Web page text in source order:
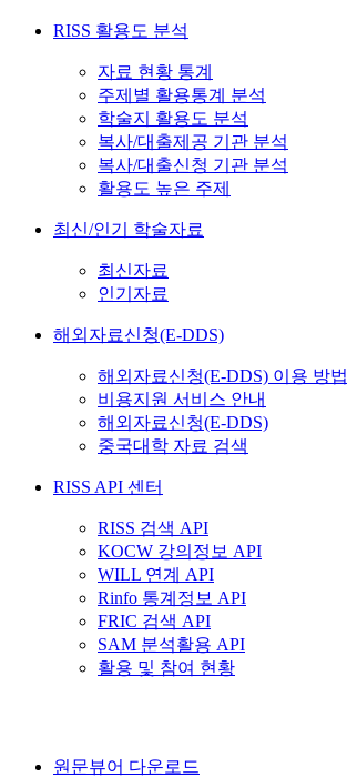
RISS 활용도 분석
자료 현황 통계
주제별 활용통계 분석
학술지 활용도 분석
복사/대출제공 기관 분석
복사/대출신청 기관 분석
활용도 높은 주제
최신/인기 학술자료
최신자료
인기자료
해외자료신청(E-DDS)
해외자료신청(E-DDS) 이용 방법
비용지원 서비스 안내
해외자료신청(E-DDS)
중국대학 자료 검색
RISS API 센터
RISS 검색 API
KOCW 강의정보 API
WILL 연계 API
Rinfo 통계정보 API
FRIC 검색 API
SAM 분석활용 API
활용 및 참여 현황
원문뷰어 다운로드